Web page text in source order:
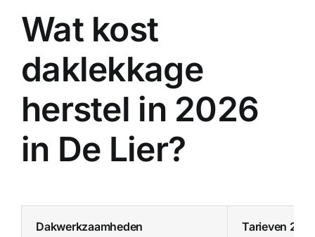
Wat kost
daklekkage
herstel in 2026
in De Lier?
Dakwerkzaamheden Tarieven